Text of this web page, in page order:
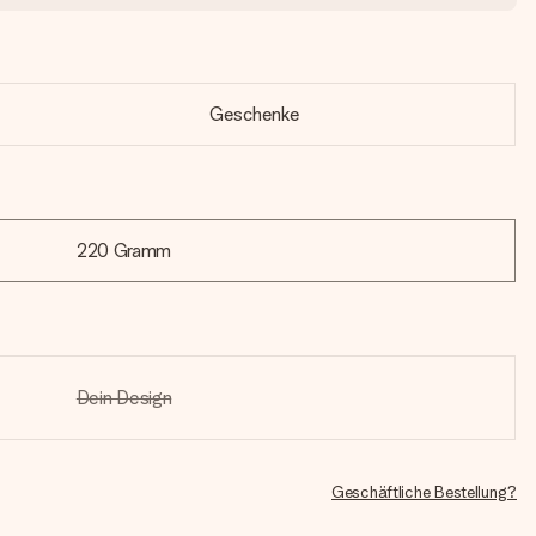
Geschenke
220 Gramm
Dein Design
Geschäftliche Bestellung?